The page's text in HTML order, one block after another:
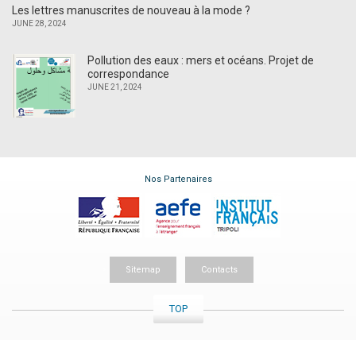
Les lettres manuscrites de nouveau à la mode ?
JUNE 28, 2024
Pollution des eaux : mers et océans. Projet de
correspondance
JUNE 21, 2024
Nos Partenaires
Sitemap Contacts
TOP